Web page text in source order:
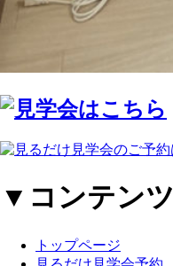
▼コンテンツ
トップページ